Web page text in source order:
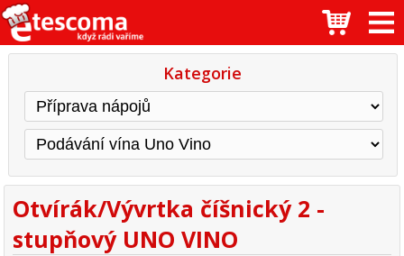
Kategorie
Otvírák/Vývrtka číšnický 2 -
stupňový UNO VINO